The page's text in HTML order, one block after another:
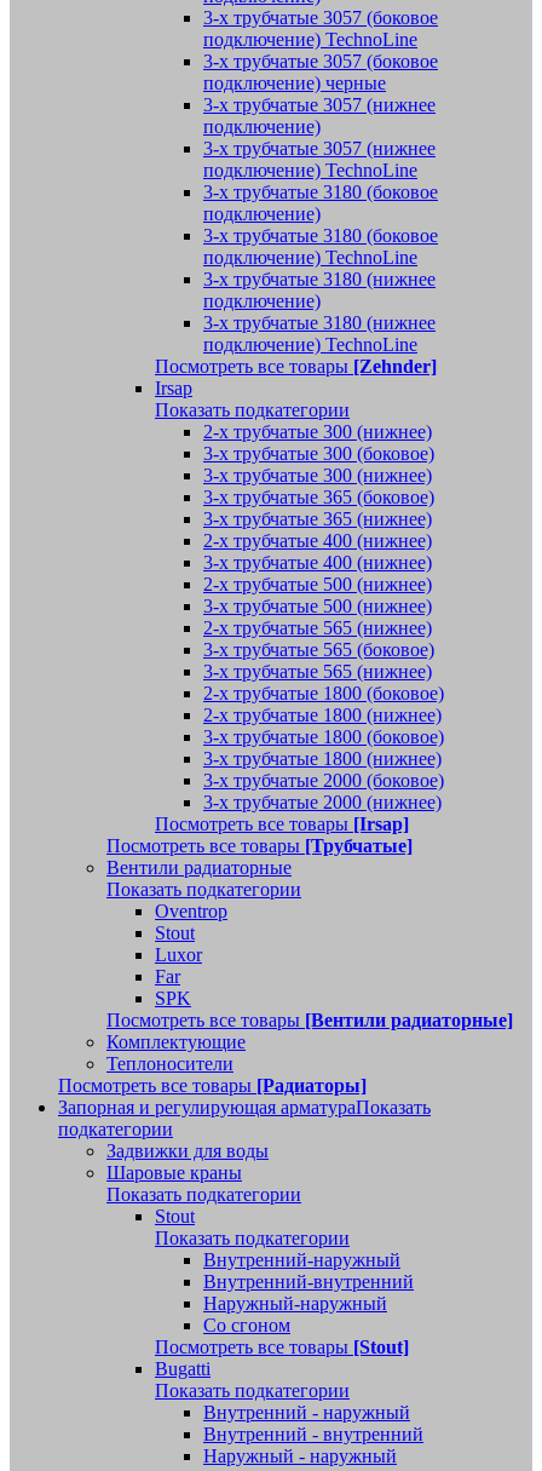
3-х трубчатые 3057 (боковое
подключение) TechnoLine
3-х трубчатые 3057 (боковое
подключение) черные
3-х трубчатые 3057 (нижнее
подключение)
3-х трубчатые 3057 (нижнее
подключение) TechnoLine
3-х трубчатые 3180 (боковое
подключение)
3-х трубчатые 3180 (боковое
подключение) TechnoLine
3-х трубчатые 3180 (нижнее
подключение)
3-х трубчатые 3180 (нижнее
подключение) TechnoLine
Посмотреть все товары [Zehnder]
Irsap
Показать подкатегории
2-х трубчатые 300 (нижнее)
3-х трубчатые 300 (боковое)
3-х трубчатые 300 (нижнее)
3-х трубчатые 365 (боковое)
3-х трубчатые 365 (нижнее)
2-х трубчатые 400 (нижнее)
3-х трубчатые 400 (нижнее)
2-х трубчатые 500 (нижнее)
3-х трубчатые 500 (нижнее)
2-х трубчатые 565 (нижнее)
3-х трубчатые 565 (боковое)
3-х трубчатые 565 (нижнее)
2-х трубчатые 1800 (боковое)
2-х трубчатые 1800 (нижнее)
3-х трубчатые 1800 (боковое)
3-х трубчатые 1800 (нижнее)
3-х трубчатые 2000 (боковое)
3-х трубчатые 2000 (нижнее)
Посмотреть все товары [Irsap]
Посмотреть все товары [Трубчатые]
Вентили радиаторные
Показать подкатегории
Oventrop
Stout
Luxor
Far
SPK
Посмотреть все товары [Вентили радиаторные]
Комплектующие
Теплоносители
Посмотреть все товары [Радиаторы]
Запорная и регулирующая арматураПоказать
подкатегории
Задвижки для воды
Шаровые краны
Показать подкатегории
Stout
Показать подкатегории
Внутренний-наружный
Внутренний-внутренний
Наружный-наружный
Со сгоном
Посмотреть все товары [Stout]
Bugatti
Показать подкатегории
Внутренний - наружный
Внутренний - внутренний
Наружный - наружный